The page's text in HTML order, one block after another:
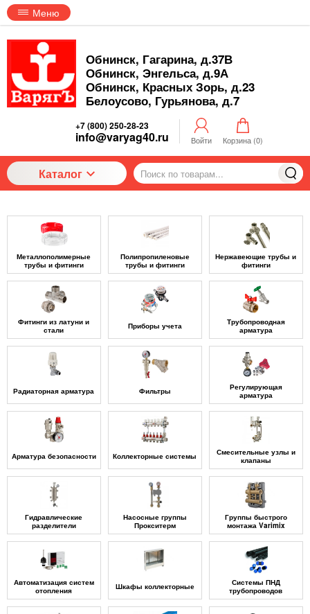
Меню
Обнинск, Гагарина, д.37В
Обнинск, Энгельса, д.9А
Обнинск, Красных Зорь, д.23
Белоусово, Гурьянова, д.7
+7 (800) 250-28-23
info@varyag40.ru Войти Корзина (0)
Каталог
Металлополимерные
трубы и фитинги
Полипропиленовые
трубы и фитинги
Нержавеющие трубы и
фитинги
Фитинги из латуни и
стали
Приборы учета
Трубопроводная
арматура
Радиаторная арматура Фильтры
Регулирующая
арматура
Арматура безопасности Коллекторные системы
Смесительные узлы и
клапаны
Гидравлические
разделители
Насосные группы
Прокситерм
Группы быстрого
монтажа Varimix
Автоматизация систем
отопления
Шкафы коллекторные
Системы ПНД
трубопроводов